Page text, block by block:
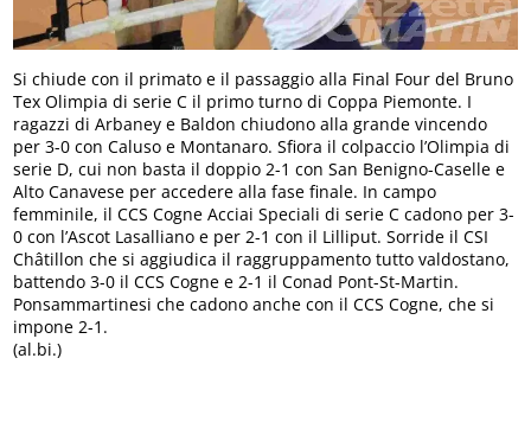
Si chiude con il primato e il passaggio alla Final Four del Bruno
Tex Olimpia di serie C il primo turno di Coppa Piemonte. I
ragazzi di Arbaney e Baldon chiudono alla grande vincendo
per 3-0 con Caluso e Montanaro. Sfiora il colpaccio l’Olimpia di
serie D, cui non basta il doppio 2-1 con San Benigno-Caselle e
Alto Canavese per accedere alla fase finale. In campo
femminile, il CCS Cogne Acciai Speciali di serie C cadono per 3-
0 con l’Ascot Lasalliano e per 2-1 con il Lilliput. Sorride il CSI
Châtillon che si aggiudica il raggruppamento tutto valdostano,
battendo 3-0 il CCS Cogne e 2-1 il Conad Pont-St-Martin.
Ponsammartinesi che cadono anche con il CCS Cogne, che si
impone 2-1.
(al.bi.)